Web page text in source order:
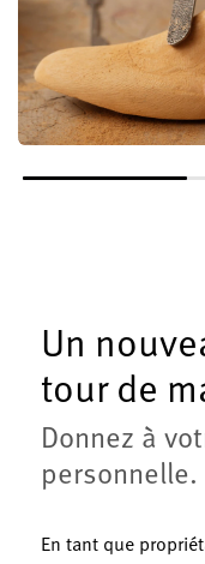
Un
tour de
Donnez à
personnelle.
En tant que